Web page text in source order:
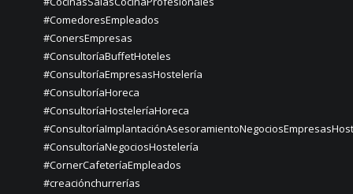
#ComedoresEmpleados
#ConersEmpresas
#ConsultoríaBuffetHoteles
#ConsultoríaEmpresasHostelería
#ConsultoríaHoreca
#ConsultoríaHosteleríaHoreca
#ConsultoríaNegociosHostelería
#CornerCafeteríaEmpleados
#creaciónchurrerías